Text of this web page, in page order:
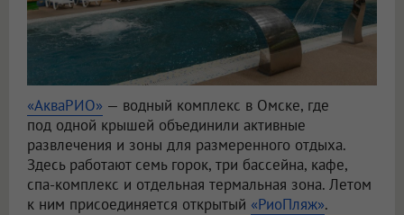
«АкваРИО» — водный комплекс в Омске, где
под одной крышей объединили активные
развлечения и зоны для размеренного отдыха.
Здесь работают семь горок, три бассейна, кафе,
спа-комплекс и отдельная термальная зона. Летом
к ним присоединяется открытый «РиоПляж».